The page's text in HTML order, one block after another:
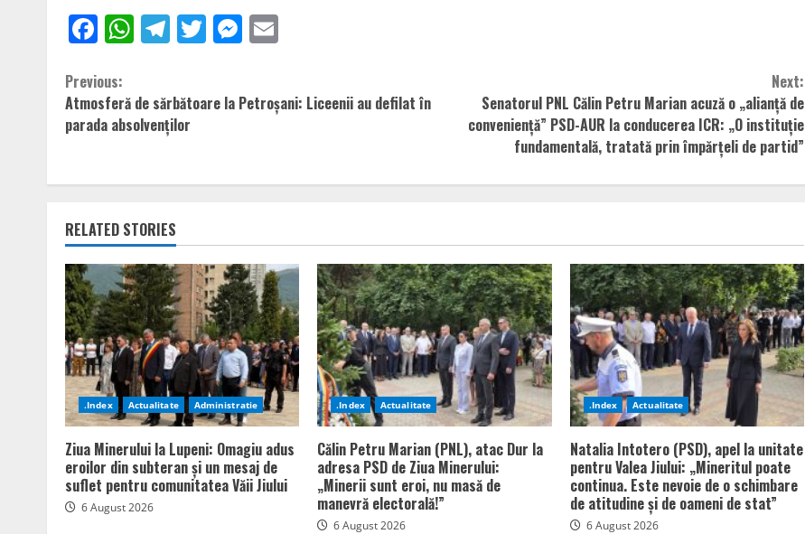
Facebook
WhatsApp
Telegram
TwitterMessenger
Continue
Reading
Previous:
Atmosferă de sărbătoare la Petroșani: Liceenii au defilat în
parada absolvenților
Next:
Senatorul PNL Călin Petru Marian acuză o „alianță de
conveniență” PSD-AUR la conducerea ICR: „O instituție
fundamentală, tratată prin împărțeli de partid”
RELATED STORIES
.Index Actualitate Administratie
Ziua Minerului la Lupeni: Omagiu adus
eroilor din subteran și un mesaj de
suflet pentru comunitatea Văii Jiului
6 August 2026
.Index Actualitate
Călin Petru Marian (PNL), atac Dur la
adresa PSD de Ziua Minerului:
„Minerii sunt eroi, nu masă de
manevră electorală!”
6 August 2026
.Index Actualitate
Natalia Intotero (PSD), apel la unitate
pentru Valea Jiului: „Mineritul poate
continua. Este nevoie de o schimbare
de atitudine și de oameni de stat”
6 August 2026